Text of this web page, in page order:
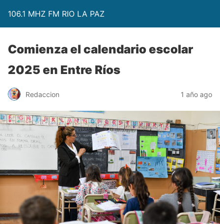
106.1 MHZ FM RIO LA PAZ
Comienza el calendario escolar
2025 en Entre Ríos
Redaccion 1 año ago